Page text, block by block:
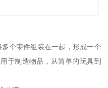
个零件组装在一起，形成一个
于制造物品，从简单的玩具到